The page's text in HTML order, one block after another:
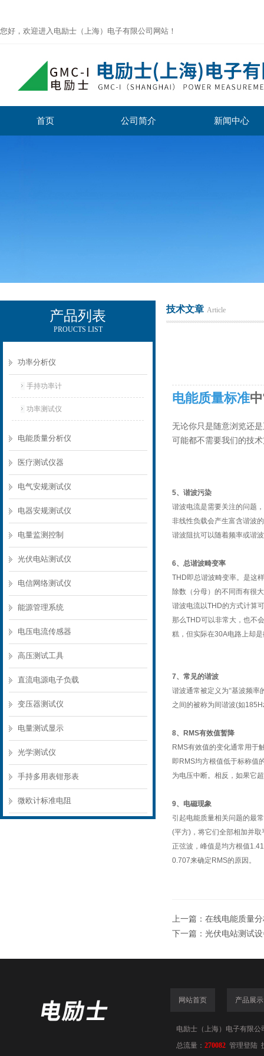
您好，欢迎进入电励士（上海）电子有限公司网站！
首页 公司简介 新闻中心
产品列表
PROUCTS LIST
功率分析仪
手持功率计
功率测试仪
电能质量分析仪
医疗测试仪器
电气安规测试仪
电器安规测试仪
电量监测控制
光伏电站测试仪
电信网络测试仪
能源管理系统
电压电流传感器
高压测试工具
直流电源电子负载
变压器测试仪
电量测试显示
光学测试仪
手持多用表钳形表
微欧计标准电阻
技术文章 Article
电能质量标准
无论你只是随意浏览还
可能都不需要我们的技术
5、 谐波污染
谐波电流是需要关注的问题
非线性负载会产生富含谐波
谐波阻抗可以随着频率或谐
6、 总谐波畸变率
THD即总谐波畸变率。是这
除数（分母）的不同而有很
谐波电流以THD的方式计算
那么THD可以非常大，也不
糕，但实际在30A电路上却
7、常见的谐波
谐波通常被定义为“基波频率
之间的被称为间谐波(如
8、 R MS有效值暂降
RMS有效值的变化通常用于
即 RMS均方根值低于标称值
为电压中断。相反，如果它
9、电磁现象
引起电能质量相关问题的最
(平方) ，将它们全部相加并
正弦波，峰值是均方根值
0.707来确定 RMS的原因。
上一篇： 在线电能质量
下一篇： 光伏电站测试
网站首页 产品展示
电励士（上海）电子有限公
总流量： 270082 管理登陆